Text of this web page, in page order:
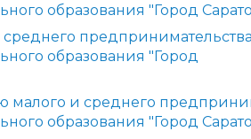
образования "Город
образования "Город
малого и среднего
образования "Город